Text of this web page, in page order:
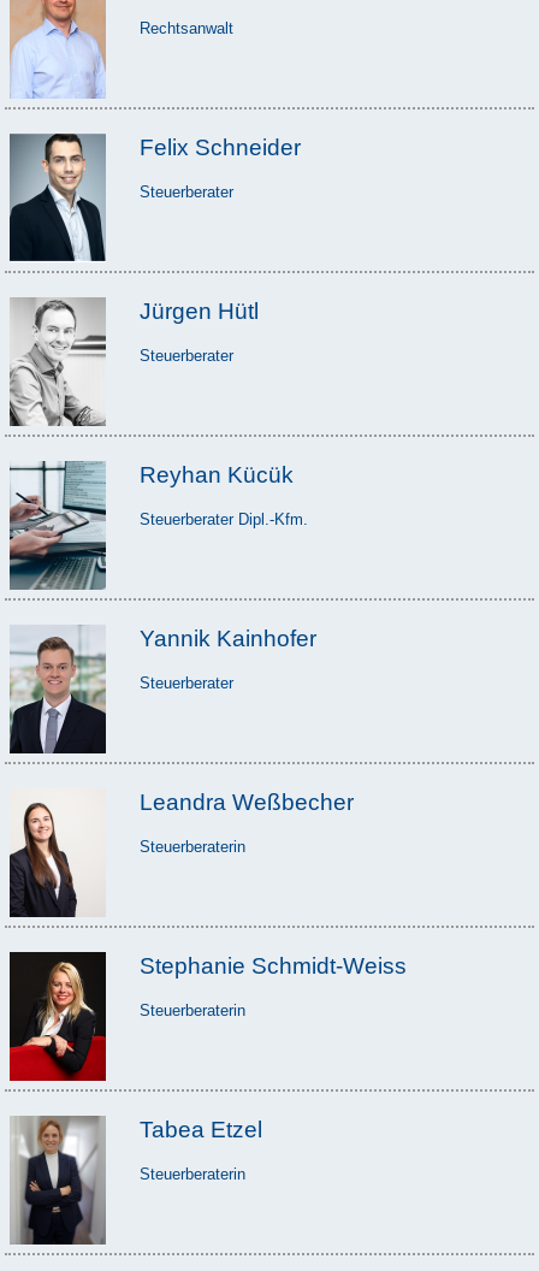
Rechtsanwalt
Felix Schneider
Steuerberater
Jürgen Hütl
Steuerberater
Reyhan Kücük
Steuerberater Dipl.-Kfm.
Yannik Kainhofer
Steuerberater
Leandra Weßbecher
Steuerberaterin
Stephanie Schmidt-Weiss
Steuerberaterin
Tabea Etzel
Steuerberaterin